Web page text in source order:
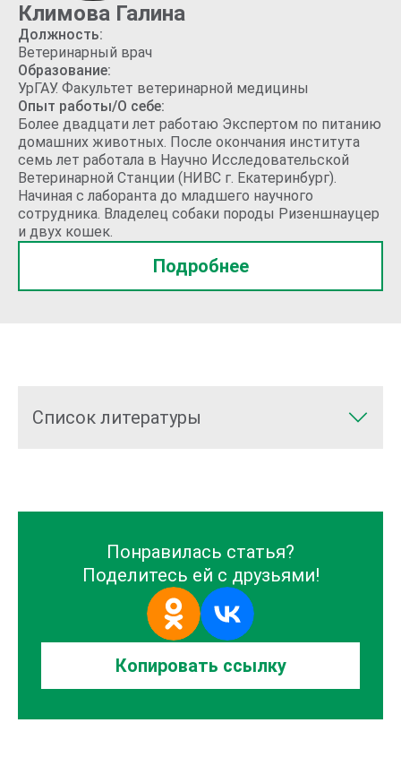
Климова Галина
Должность:
Ветеринарный врач
Образование:
УрГАУ. Факультет ветеринарной медицины
Опыт работы/О себе:
Более двадцати лет работаю Экспертом по питанию
домашних животных. После окончания института
семь лет работала в Научно Исследовательской
Ветеринарной Станции (НИВС г. Екатеринбург).
Начиная с лаборанта до младшего научного
сотрудника. Владелец собаки породы Ризеншнауцер
и двух кошек.
Подробнее
Список литературы
Понравилась статья?
Поделитесь ей с друзьями!
Копировать ссылку